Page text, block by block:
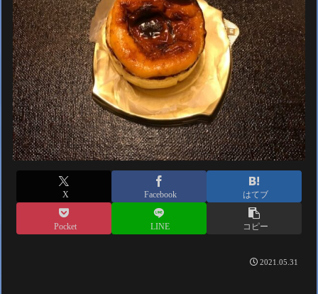
X Facebook はてブ
Pocket LINE コピー
2021.05.31